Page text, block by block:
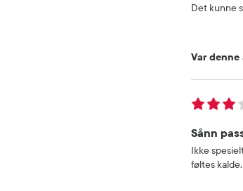
Det kunne
Var
Sånn
Ikke
føltes